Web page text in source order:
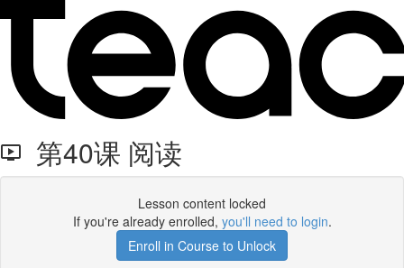
第40课 阅读
Lesson content locked
If you're already enrolled, you'll need to login.
Enroll in Course to Unlock